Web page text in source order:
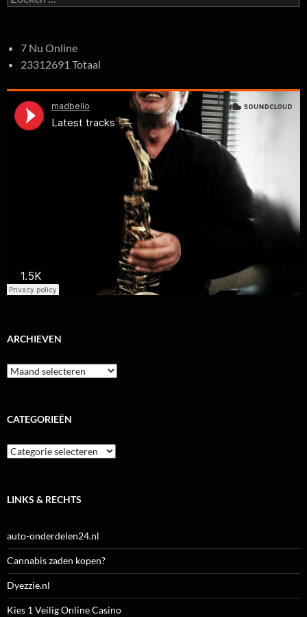
naar:
7 Nu Online
23312691 Totaal
ARCHIEVEN
Archieven
CATEGORIEËN
Categorieën
LINKS & RECHTS
auto-onderdelen24.nl
Cannabis zaden kopen?
Dyezzie.nl
Kies 1 Veilig Online Casino